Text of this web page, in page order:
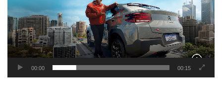
00:00 00:15